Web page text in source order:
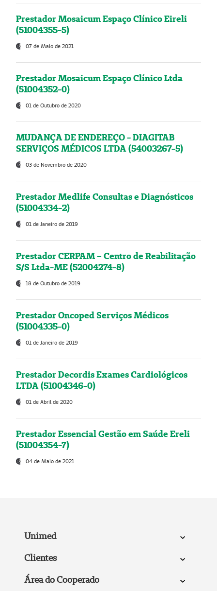
Prestador Mosaicum Espaço Clínico Eireli
(51004355-5)
07 de Maio de 2021
Prestador Mosaicum Espaço Clínico Ltda
(51004352-0)
01 de Outubro de 2020
MUDANÇA DE ENDEREÇO - DIAGITAB
SERVIÇOS MÉDICOS LTDA (54003267-5)
03 de Novembro de 2020
Prestador Medlife Consultas e Diagnósticos
(51004334-2)
01 de Janeiro de 2019
Prestador CERPAM – Centro de Reabilitação
S/S Ltda-ME (52004274-8)
18 de Outubro de 2019
Prestador Oncoped Serviços Médicos
(51004335-0)
01 de Janeiro de 2019
Prestador Decordis Exames Cardiológicos
LTDA (51004346-0)
01 de Abril de 2020
Prestador Essencial Gestão em Saúde Ereli
(51004354-7)
04 de Maio de 2021
Unimed
Clientes
Área do Cooperado